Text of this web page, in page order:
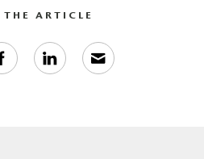
THE ARTICLE